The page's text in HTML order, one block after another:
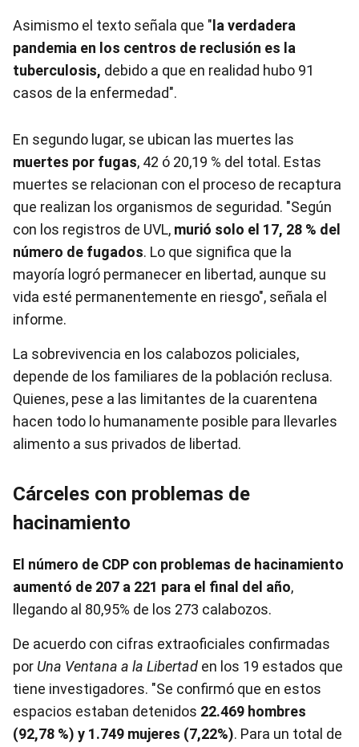
Asimismo el texto señala que " la verdadera
pandemia en los centros de reclusión es la
tuberculosis, debido a que en realidad hubo 91
casos de la enfermedad".
En segundo lugar, se ubican las muertes las
muertes por fugas, 42 ó 20,19 % del total. Estas
muertes se relacionan con el proceso de recaptura
que realizan los organismos de seguridad. "Según
con los registros de UVL, murió solo el 17, 28 % del
número de fugados. Lo que significa que la
mayoría logró permanecer en libertad, aunque su
vida esté permanentemente en riesgo", señala el
informe.
La sobrevivencia en los calabozos policiales,
depende de los familiares de la población reclusa.
Quienes, pese a las limitantes de la cuarentena
hacen todo lo humanamente posible para llevarles
alimento a sus privados de libertad.
Cárceles con problemas de
hacinamiento
El número de CDP con problemas de hacinamiento
aumentó de 207 a 221 para el final del año,
llegando al 80,95% de los 273 calabozos.
De acuerdo con cifras extraoficiales confirmadas
por Una Ventana a la Libertad en los 19 estados que
tiene investigadores. "Se confirmó que en estos
espacios estaban detenidos 22.469 hombres
(92,78 %) y 1.749 mujeres (7,22%). Para un total de